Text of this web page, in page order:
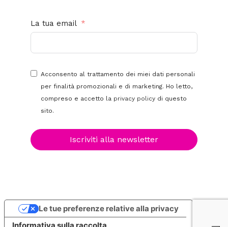
La tua email
Acconsento al trattamento dei miei dati personali
per finalità promozionali e di marketing. Ho letto,
compreso e accetto la privacy policy di questo
sito.
Iscriviti alla newsletter
Le tue preferenze relative alla privacy